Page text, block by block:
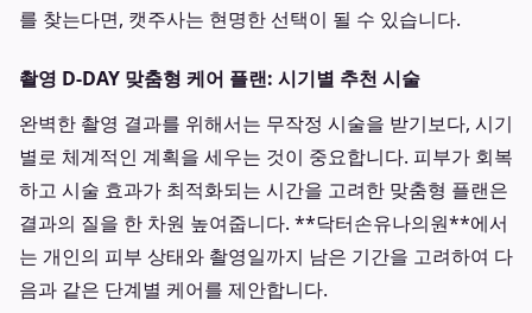
를 찾는다면, 캣주사는 현명한 선택이 될 수 있습니다.
촬영 D-DAY 맞춤형 케어 플랜: 시기별 추천 시술
완벽한 촬영 결과를 위해서는 무작정 시술을 받기보다, 시기
별로 체계적인 계획을 세우는 것이 중요합니다. 피부가 회복
하고 시술 효과가 최적화되는 시간을 고려한 맞춤형 플랜은
결과의 질을 한 차원 높여줍니다. **닥터손유나의원**에서
는 개인의 피부 상태와 촬영일까지 남은 기간을 고려하여 다
음과 같은 단계별 케어를 제안합니다.